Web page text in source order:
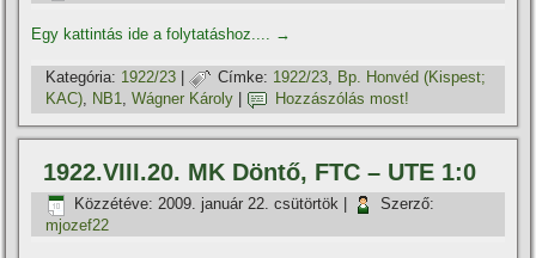
Egy kattintás ide a folytatáshoz.... →
Kategória: 1922/23 | Címke: 1922/23, Bp. Honvéd (Kispest;
KAC), NB1,Wágner Károly Hozzászólás most!
1922.VIII.20. MK Döntő, FTC – UTE 1:0
Közzétéve: 2009. január 22. csütörtök
Szerző:
mjozef22